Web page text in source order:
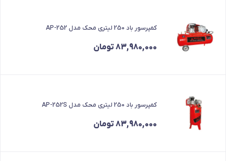
کمپرسور باد 250 لیتری محک مدل AP-252
83,980,000تومان
کمپرسور باد 250 لیتری محک مدل AP-252S
83,980,000تومان